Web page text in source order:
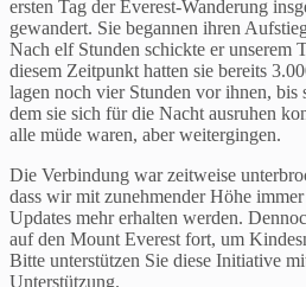
ersten Tag der Everest-Wanderung
gewandert. Sie begannen ihren
Nach elf Stunden schickte er unserem
diesem Zeitpunkt hatten sie bereits
lagen noch vier Stunden vor ihnen, bis
dem sie sich für die Nacht ausruhen
alle müde waren, aber weitergingen.
Die Verbindung war zeitweise
dass wir mit zunehmender Höhe
Updates mehr erhalten werden.
auf den Mount Everest fort, um
Bitte unterstützen Sie diese Initiative
Unterstützung.